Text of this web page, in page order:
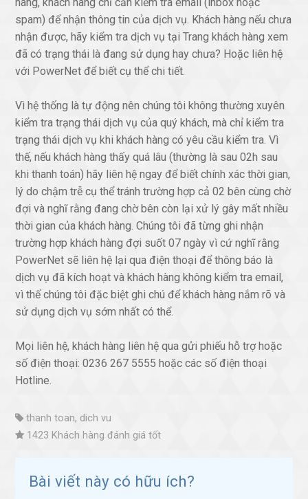
spam) để nhận thông tin của dịch vụ. Khách hàng nếu chưa
nhận được, hãy kiểm tra dịch vụ tại Trang khách hàng xem
đã có trạng thái là đang sử dụng hay chưa? Hoặc liên hệ
với PowerNet để biết cụ thể chi tiết.
Vì hệ thống là tự động nên chúng tôi không thường xuyên
kiểm tra trạng thái dịch vụ của quý khách, mà chỉ kiểm tra
trạng thái dịch vụ khi khách hàng có yêu cầu kiểm tra. Vì
thế, nếu khách hàng thấy quá lâu (thường là sau 02h sau
khi thanh toán) hãy liên hệ ngay để biết chính xác thời gian,
lý do chậm trễ cụ thể tránh trường hợp cả 02 bên cùng chờ
đợi và nghĩ rằng đang chờ bên còn lại xử lý gây mất nhiều
thời gian của khách hàng. Chúng tôi đã từng ghi nhận
trường hợp khách hàng đợi suốt 07 ngày vì cứ nghĩ rằng
PowerNet sẽ liên hệ lại qua điện thoại để thông báo là
dịch vụ đã kích hoạt và khách hàng không kiểm tra email,
vì thế chúng tôi đặc biệt ghi chú để khách hàng nắm rõ và
sử dụng dịch vụ sớm nhất có thể.
Mọi liên hệ, khách hàng liên hệ qua gửi phiếu hỗ trợ hoặc
số điện thoại: 0236 267 5555 hoặc các số điện thoại
Hotline.
thanh toan, dich vu
1423 Khách hàng đánh giá tốt
Bài viết này có hữu ích?